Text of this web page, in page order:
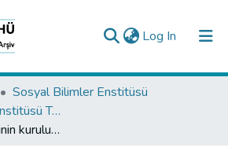
Log In (current)
Sosyal Bilimler Enstitüsü
Sosyal Bilimler Enstitüsü Tez Koleksiyonu
Niğde Belediyesinin kuruluşu, faaliyetleri ve mali durumu (1869-1960)